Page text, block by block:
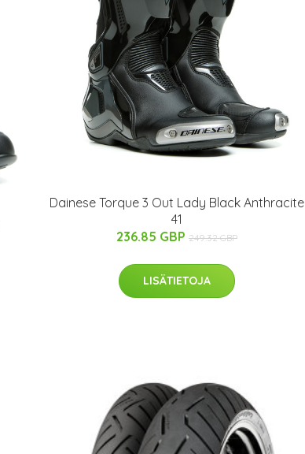
Dainese Torque 3 Out Lady Black Anthracite
41
236.85 GBP 249.32 GBP
LISÄTIETOJA